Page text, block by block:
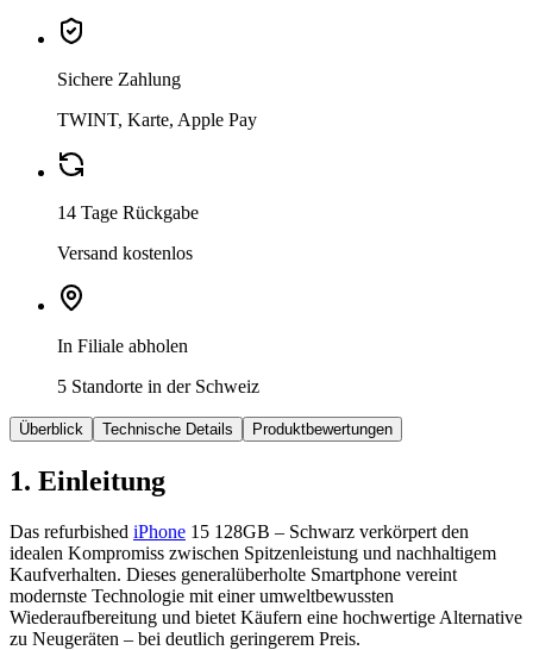
Sichere Zahlung
TWINT, Karte, Apple Pay
14 Tage Rückgabe
Versand kostenlos
In Filiale abholen
5 Standorte in der Schweiz
Überblick Technische Details Produktbewertungen
1. Einleitung
Das refurbished iPhone 15 128GB – Schwarz verkörpert den
idealen Kompromiss zwischen Spitzenleistung und nachhaltigem
Kaufverhalten. Dieses generalüberholte Smartphone vereint
modernste Technologie mit einer umweltbewussten
Wiederaufbereitung und bietet Käufern eine hochwertige Alternative
zu Neugeräten – bei deutlich geringerem Preis.